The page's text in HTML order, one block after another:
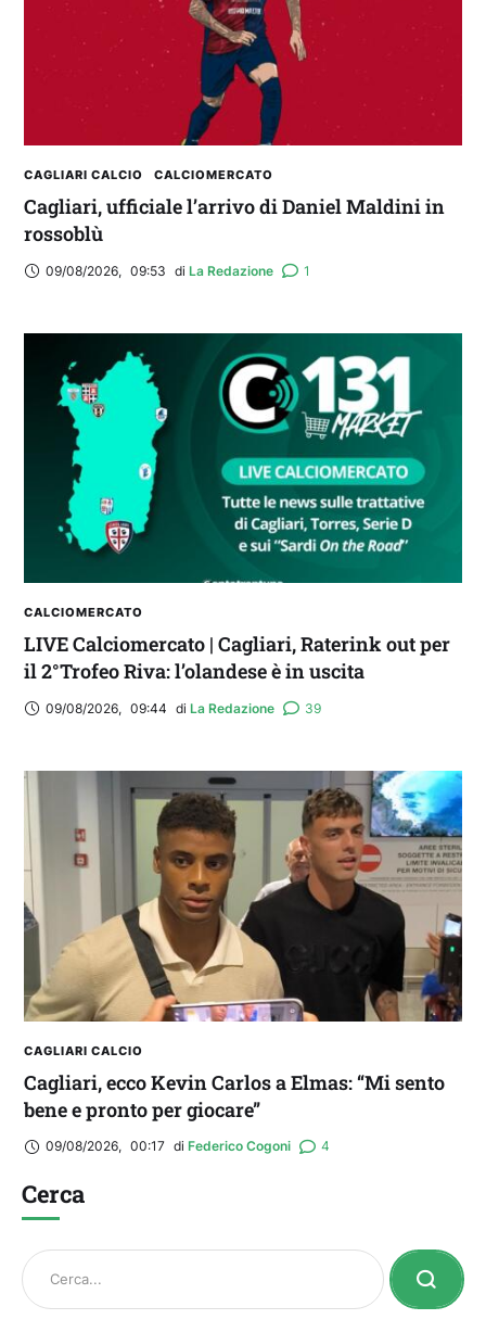
CAGLIARI CALCIO CALCIOMERCATO
Cagliari, ufficiale l’arrivo di Daniel Maldini in
rossoblù
09/08/2026, 09:53 di La Redazione 1
CALCIOMERCATO
LIVE Calciomercato | Cagliari, Raterink out per
il 2°Trofeo Riva: l’olandese è in uscita
09/08/2026, 09:44 di La Redazione 39
CAGLIARI CALCIO
Cagliari, ecco Kevin Carlos a Elmas: “Mi sento
bene e pronto per giocare”
09/08/2026, 00:17 di Federico Cogoni 4
Cerca